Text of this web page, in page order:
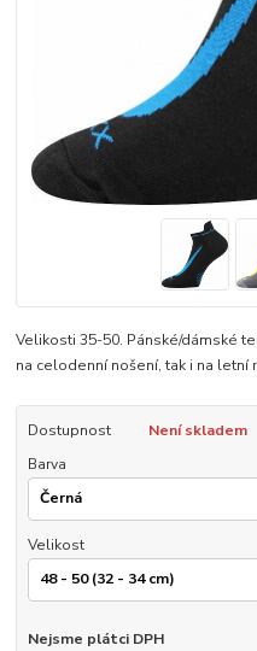
Velikosti 35-50. Pánské/dámské
na celodenní nošení, tak i na letní
Dostupnost
Není skladem
Barva
Velikost
Nejsme plátci DPH